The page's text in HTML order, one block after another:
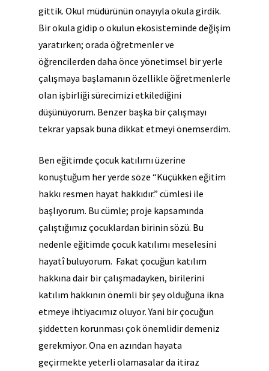
gittik. Okul müdürünün onayıyla okula girdik.
Bir okula gidip o okulun ekosisteminde değişim
yaratırken; orada öğretmenler ve
öğrencilerden daha önce yönetimsel bir yerle
çalışmaya başlamanın özellikle öğretmenlerle
olan işbirliği sürecimizi etkilediğini
düşünüyorum. Benzer başka bir çalışmayı
tekrar yapsak buna dikkat etmeyi önemserdim.
Ben eğitimde çocuk katılımı üzerine
konuştuğum her yerde söze “Küçükken eğitim
hakkı resmen hayat hakkıdır.” cümlesi ile
başlıyorum. Bu cümle; proje kapsamında
çalıştığımız çocuklardan birinin sözü. Bu
nedenle eğitimde çocuk katılımı meselesini
hayatî buluyorum. Fakat çocuğun katılım
hakkına dair bir çalışmadayken, birilerini
katılım hakkının önemli bir şey olduğuna ikna
etmeye ihtiyacımız oluyor. Yani bir çocuğun
şiddetten korunması çok önemlidir demeniz
gerekmiyor. Ona en azından hayata
geçirmekte yeterli olamasalar da itiraz